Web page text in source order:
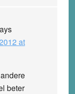
at
beter